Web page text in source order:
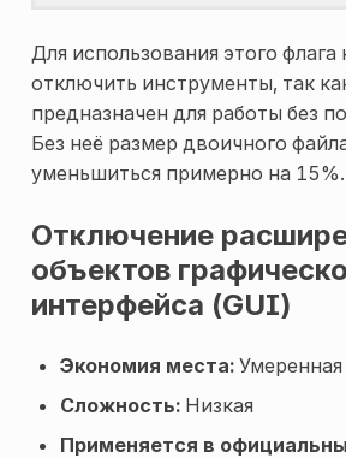
Для использования этого
отключить инструменты, так
предназначен для работы без
Без неё размер двоичного
уменьшиться примерно на 15%.
Отключение
объектов
интерфейса (GUI)
Экономия места:Умеренная
Сложность:Низкая
Применяется в